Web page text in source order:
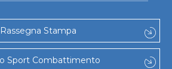
Rassegna Stampa
Sport Combattimento